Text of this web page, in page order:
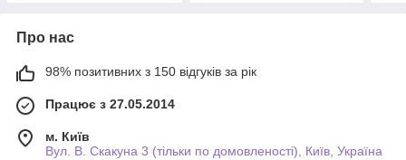
Про нас
98% позитивних з 150 відгуків за рік
Працює з 27.05.2014
м. Київ
Вул. В. Скакуна 3 (тільки по домовленості), Київ, Україна